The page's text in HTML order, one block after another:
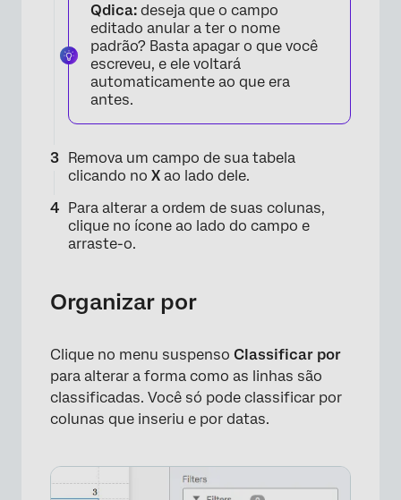
Qdica: deseja que o campo
editado anular a ter o nome
padrão? Basta apagar o que você
escreveu, e ele voltará
automaticamente ao que era
antes.
Remova um campo de sua tabela
clicando no X ao lado dele.
Para alterar a ordem de suas colunas,
clique no ícone ao lado do campo e
arraste-o.
Organizar por
Clique no menu suspenso Classificar por
para alterar a forma como as linhas são
classificadas. Você só pode classificar por
colunas que inseriu e por datas.